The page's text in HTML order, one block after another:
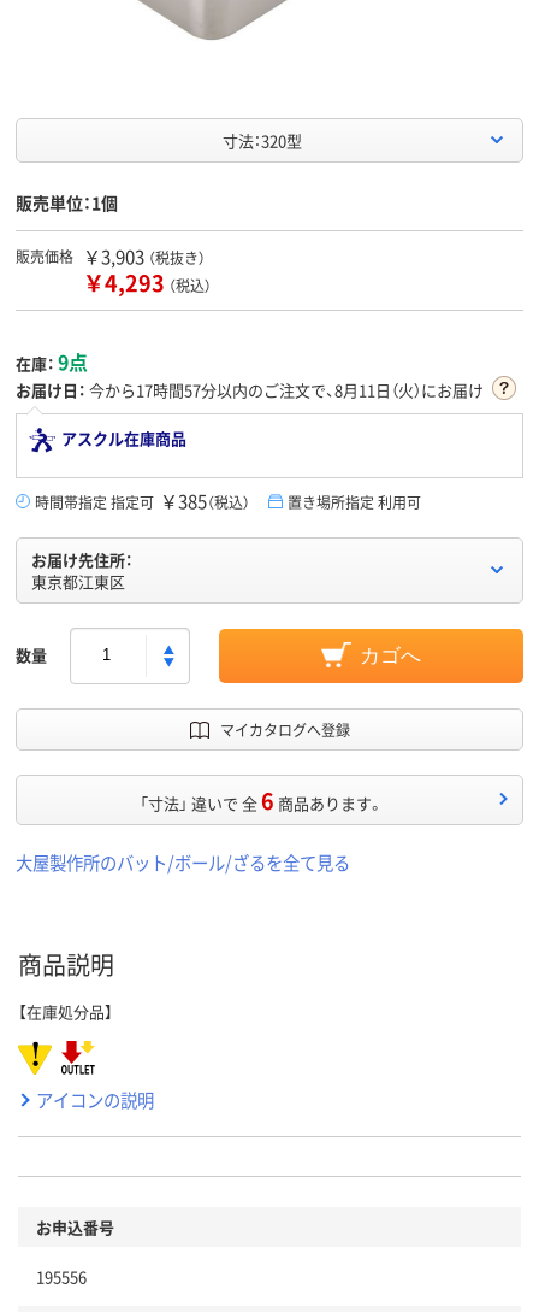
寸法：320型
販売単位：1個
販売価格 ￥3,903 （税抜き）
￥4,293 （税込）
在庫： 9点
お届け日： 今から17時間57分以内のご注文で、8月11日（火）にお届け
アスクル在庫商品
時間帯指定 指定可 ￥385（税込） 置き場所指定 利用可
お届け先住所：
東京都江東区
数量 カゴへ
マイカタログへ登録
「寸法」 違いで 全6 商品あります。
大屋製作所のバット/ボール/ざるを全て見る
商品説明
【在庫処分品】
アイコンの説明
お申込番号
195556